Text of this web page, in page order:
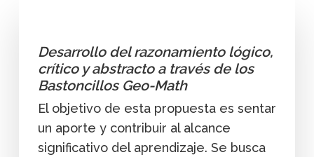
Desarrollo del razonamiento lógico,
crítico y abstracto a través de los
Bastoncillos Geo-Math
El objetivo de esta propuesta es sentar
un aporte y contribuir al alcance
significativo del aprendizaje. Se busca